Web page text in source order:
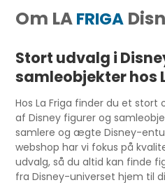
Om LAFRIGA
Stort udvalg i
samleobjekter hos
Hos La Friga finder du et
af Disney figurer og
samlere og ægte Disney-
webshop har vi fokus på
udvalg, så du altid kan finde
fra Disney-universet hjem til